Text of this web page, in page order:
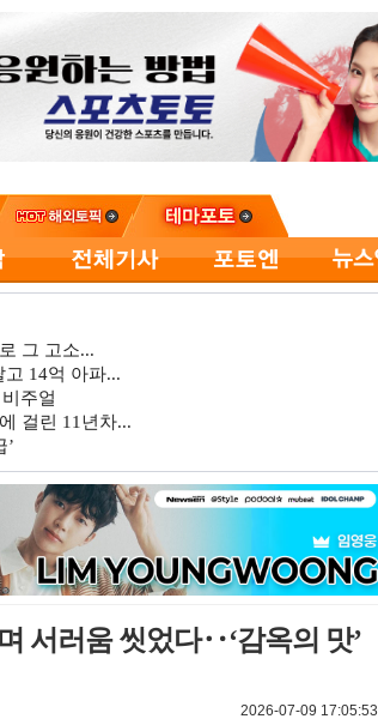
그 고소...
14억 아파...
주얼
걸린 11년차...
’
서러움 씻었다‥‘감옥의 맛’
2026-07-09 17:05:53